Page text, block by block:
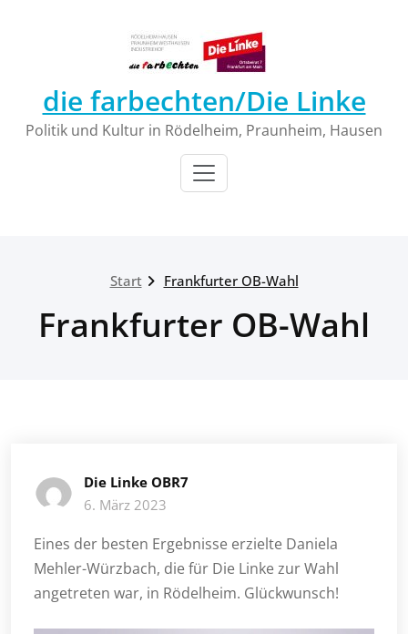
die farbechten/Die Linke
Politik und Kultur in Rödelheim, Praunheim, Hausen
Start Frankfurter OB-Wahl
Frankfurter OB-Wahl
Die Linke OBR7
6. März 2023
Eines der besten Ergebnisse erzielte Daniela
Mehler-Würzbach, die für Die Linke zur Wahl
angetreten war, in Rödelheim. Glückwunsch!